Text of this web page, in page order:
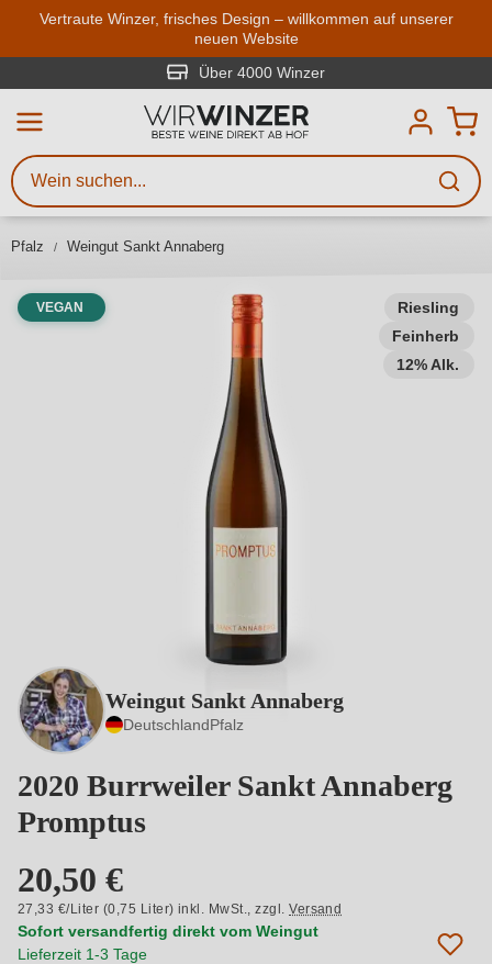
Zum Hauptinhalt springen
Vertraute Winzer, frisches Design – willkommen auf unserer
neuen Website
Über 4000 Winzer
Pfalz Weingut Sankt Annaberg
Riesling
Feinherb
12% Alk.
VEGAN
Weingut Sankt Annaberg
DeutschlandPfalz
2020 Burrweiler Sankt Annaberg
Promptus
20,50 €
27,33 €/Liter (0,75 Liter) inkl. MwSt.,zzgl.Versand
Sofort versandfertig direkt vom Weingut
Lieferzeit 1-3 Tage
Weinsuche
Mindestens 3 Zeichen eingeben
Beschreiben Sie, welchen Wein
Sie suchen – ob nach Geschmack,
Region, Winzer oder anderen